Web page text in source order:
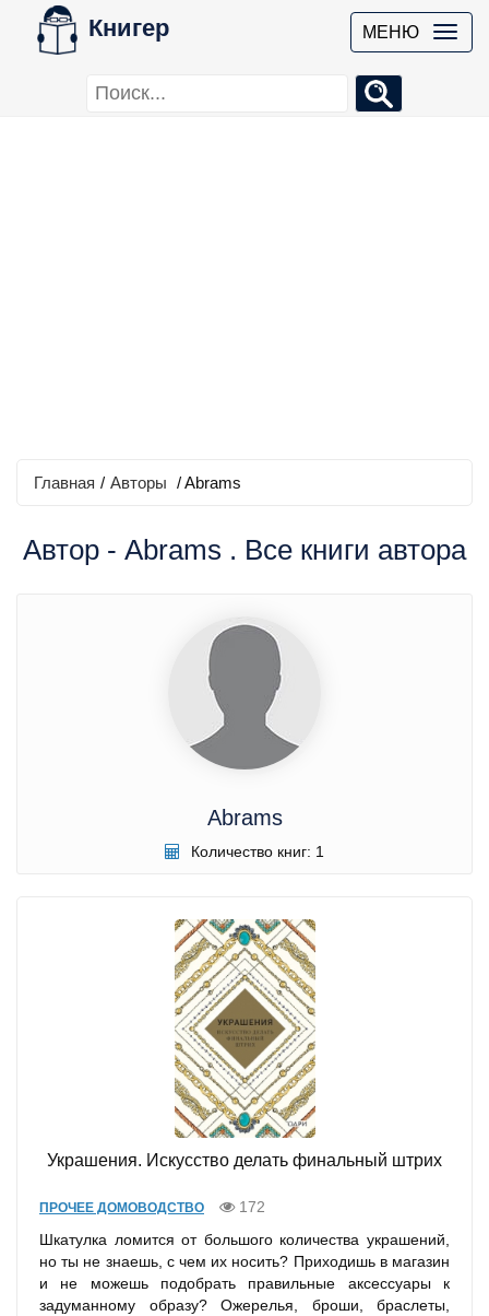
Книгер МЕНЮ
Главная / Авторы / Abrams
Автор - Abrams . Все книги автора
Abrams
Количество книг: 1
Украшения. Искусство делать финальный штрих
ПРОЧЕЕ ДОМОВОДСТВО
172
Шкатулка ломится от большого количества украшений,
но ты не знаешь, с чем их носить? Приходишь в магазин
и не можешь подобрать правильные аксессуары к
задуманному образу? Ожерелья, броши, браслеты,